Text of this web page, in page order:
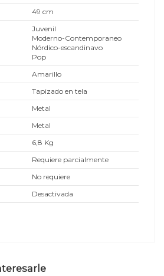
49 cm
Juvenil
Moderno-Contemporaneo
Nórdico-escandinavo
Pop
Amarillo
Tapizado en tela
Metal
Metal
6,8 Kg
Requiere parcialmente
No requiere
Desactivada